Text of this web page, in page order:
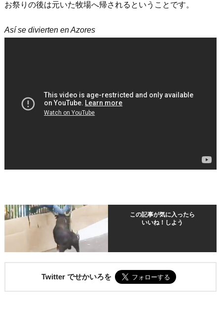
お祭りの後は元いた牧場へ帰されるということです。
Así se divierten en Azores
この記事が気に入ったら
いいね！しよう
Twitter でせかいろを